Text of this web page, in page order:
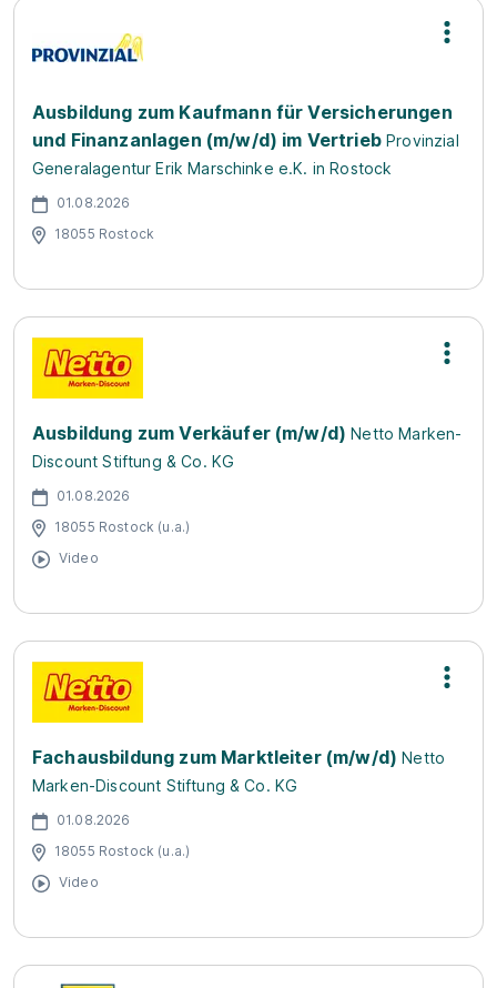
Ausbildung zum Kaufmann für Versicherungen
und Finanzanlagen (m/w/d) im Vertrieb Provinzial
Generalagentur Erik Marschinke e.K. in Rostock
01.08.2026
18055 Rostock
Ausbildung zum Verkäufer (m/w/d) Netto Marken-
Discount Stiftung & Co. KG
01.08.2026
18055 Rostock (u.a.)
Video
Fachausbildung zum Marktleiter (m/w/d) Netto
Marken-Discount Stiftung & Co. KG
01.08.2026
18055 Rostock (u.a.)
Video